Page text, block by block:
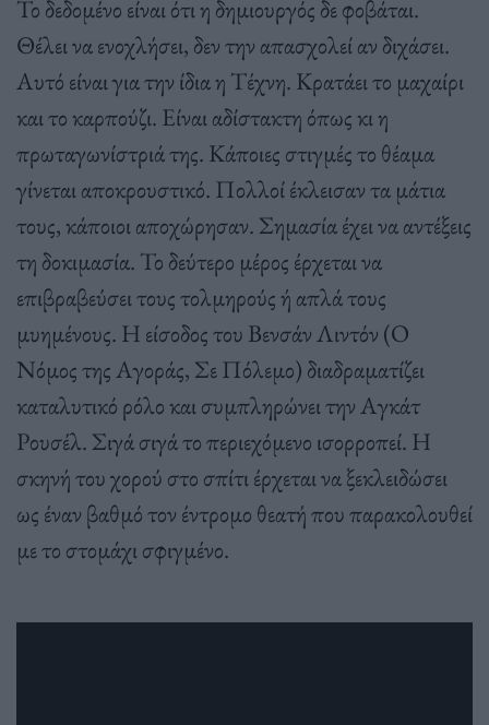
Το δεδομένο είναι ότι η δημιουργός δε φοβάται.
Θέλει να ενοχλήσει, δεν την απασχολεί αν διχάσει.
Αυτό είναι για την ίδια η Τέχνη. Κρατάει το μαχαίρι
και το καρπούζι. Είναι αδίστακτη όπως κι η
πρωταγωνίστριά της. Κάποιες στιγμές το θέαμα
γίνεται αποκρουστικό. Πολλοί έκλεισαν τα μάτια
τους, κάποιοι αποχώρησαν. Σημασία έχει να αντέξεις
τη δοκιμασία. Το δεύτερο μέρος έρχεται να
επιβραβεύσει τους τολμηρούς ή απλά τους
μυημένους. Η είσοδος του Βενσάν Λιντόν (Ο
Νόμος της Αγοράς, Σε Πόλεμο) διαδραματίζει
καταλυτικό ρόλο και συμπληρώνει την Αγκάτ
Ρουσέλ. Σιγά σιγά το περιεχόμενο ισορροπεί. Η
σκηνή του χορού στο σπίτι έρχεται να ξεκλειδώσει
ως έναν βαθμό τον έντρομο θεατή που παρακολουθεί
με το στομάχι σφιγμένο.